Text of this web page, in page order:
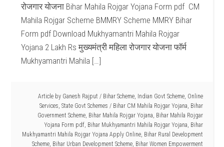
रोजगार योजना Bihar Mahila Rojgar Yojana Form pdf CM
Mahila Rojgar Scheme BMMRY Scheme MMRY Bihar
Form pdf Download Mukhyamantri Mahila Rojgar
Yojana 2 Lakh Rs मुख्यमंत्री महिला रोजगार योजना फॉर्म
Mukhyamantri Mahila […]
Article by Ganesh Rajput / Bihar Scheme, Indian Govt Scheme, Online
Services, State Govt Schemes / Bihar CM Mahila Rojgar Yojana, Bihar
Government Scheme, Bihar Mahila Rojgar Yojana, Bihar Mahila Rojgar
Yojana Form pdf, Bihar Mukhyamantri Mahila Rojgar Yojana, Bihar
Mukhyamantri Mahila Rojgar Yojana Apply Online, Bihar Rural Development
Scheme, Bihar Urban Development Scheme, Bihar Women Empowerment